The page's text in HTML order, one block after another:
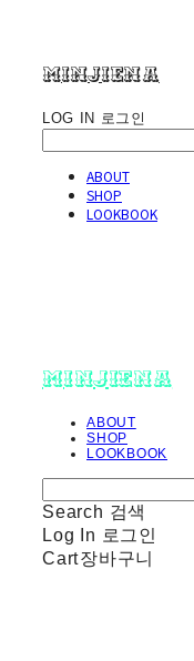
minjiena
LOG IN 로그인
ABOUT
SHOP
LOOKBOOK
minjiena
ABOUT
SHOP
LOOKBOOK
Search 검색
Log In 로그인
Cart장바구니